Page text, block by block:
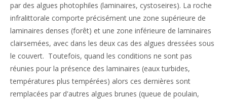
par des algues photophiles (laminaires, cystoseires). La roche
infralittorale comporte précisément une zone supérieure de
laminaires denses (forêt) et une zone inférieure de laminaires
clairsemées, avec dans les deux cas des algues dressées sous
le couvert. Toutefois, quand les conditions ne sont pas
réunies pour la présence des laminaires (eaux turbides,
températures plus tempérées) alors ces dernières sont
remplacées par d'autres algues brunes (queue de poulain,